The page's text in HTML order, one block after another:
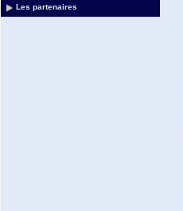
Les partenaires